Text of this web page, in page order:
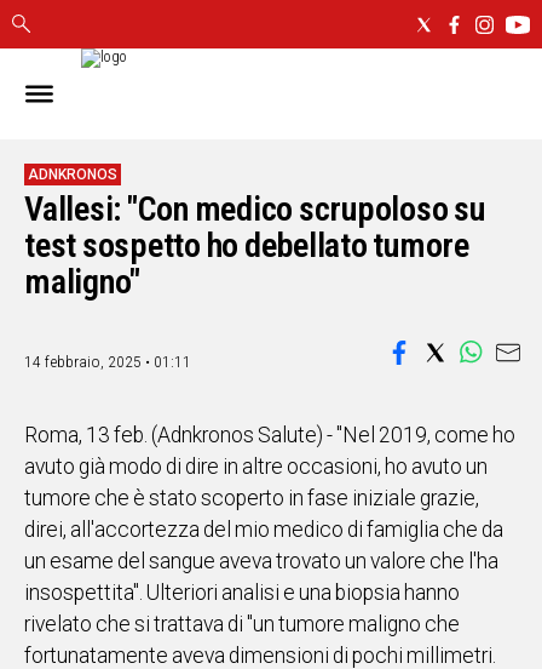
IN
CAGLIARI
SASSARI
NUORO
ORISTANO
SULCIS
OGLIASTRA
ALTRE
NOTIZIE
POLITICA
IN
ITALIA
NEL
MONDO
ADNKRONOS
Vallesi: "Con medico scrupoloso su
test sospetto ho debellato tumore
maligno"
14 febbraio, 2025 • 01:11
Roma, 13 feb. (Adnkronos Salute) - "Nel 2019, come ho
avuto già modo di dire in altre occasioni, ho avuto un
tumore che è stato scoperto in fase iniziale grazie,
direi, all'accortezza del mio medico di famiglia che da
un esame del sangue aveva trovato un valore che l'ha
insospettita". Ulteriori analisi e una biopsia hanno
rivelato che si trattava di "un tumore maligno che
fortunatamente aveva dimensioni di pochi millimetri.